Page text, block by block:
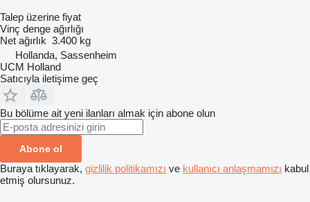
Talep üzerine fiyat
Vinç denge ağırlığı
Net ağırlık 3.400 kg
Hollanda, Sassenheim
UCM Holland
Satıcıyla iletişime geç
Bu bölüme ait yeni ilanları almak için abone olun
Abone ol
Buraya tıklayarak, gizlilik politikamızı ve kullanıcı anlaşmamızı kabul
etmiş olursunuz.